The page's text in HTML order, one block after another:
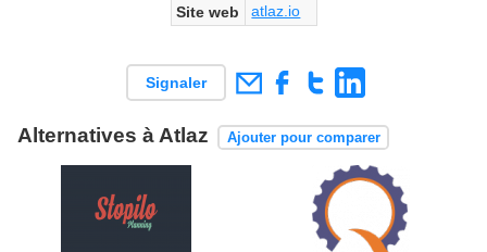
Site web
atlaz.io
Signaler
Alternatives à Atlaz Ajouter pour comparer